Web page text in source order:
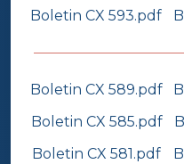
Boletin CX 593.pdf
Boletin CX 589.pdf
Boletin CX 585.pdf
Boletin CX 581.pdf